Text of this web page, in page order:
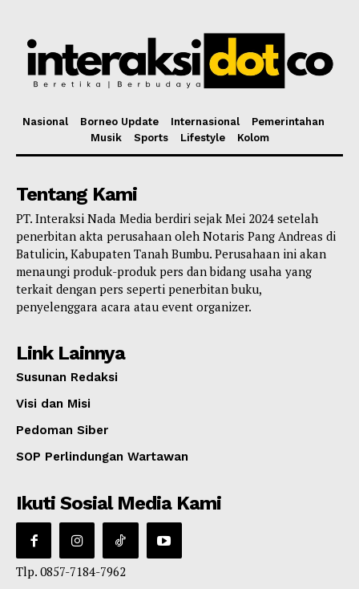
Nasional Borneo Update Internasional
Pemerintahan
Musik
Sports Lifestyle Kolom
Tentang Kami
PT. Interaksi Nada Media berdiri sejak Mei 2024 setelah
penerbitan akta perusahaan oleh Notaris Pang Andreas di
Batulicin, Kabupaten Tanah Bumbu. Perusahaan ini akan
menaungi produk-produk pers dan bidang usaha yang
terkait dengan pers seperti penerbitan buku,
penyelenggara acara atau event organizer.
Link Lainnya
Susunan Redaksi
Visi dan Misi
Pedoman Siber
SOP Perlindungan Wartawan
Ikuti Sosial Media Kami
Tlp. 0857-7184-7962